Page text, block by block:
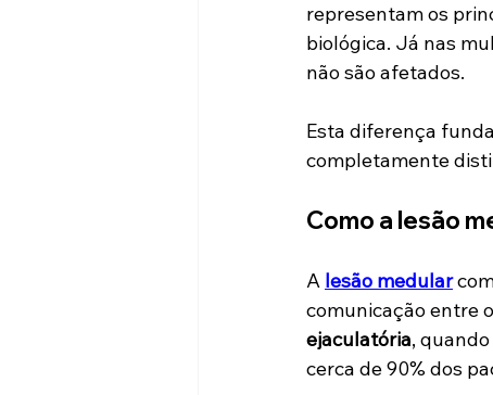
representam os
biológica. Já nas
não são afetados.
Esta diferença
completamente
Como a lesão
A lesão medular
comunicação entre
ejaculatória,
cerca de 90% dos